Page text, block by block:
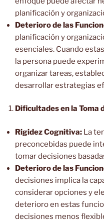
planificación y
Deterioro de las
planificación y
esenciales. Cuando
la persona puede
organizar tareas,
desarrollar estrategias
Dificultades en la Toma
Rigidez Cognitiva: La
preconcebidas puede
tomar decisiones
Deterioro de las
decisiones implica la
considerar opciones y
deterioro en estas
decisiones menos